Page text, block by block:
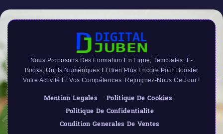
Nous Proposons Des Formation En Ligne, Templates, E-
Books, Outils Numériques Et Bien Plus Encore Pour Booster
Votre Activité Et Vos Compétences. Rejoignez-Nous Ce Jour !
Mention Legales
Politique De Cookies
Politique De Confidentialite
Condition Generales De Ventes